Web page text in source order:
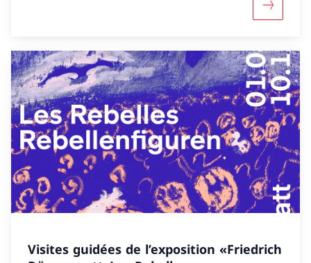
Visites guidées de l’exposition «Friedrich